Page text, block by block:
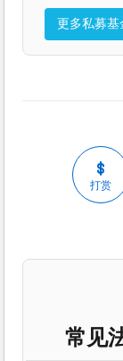
更多私募
打赏
常见